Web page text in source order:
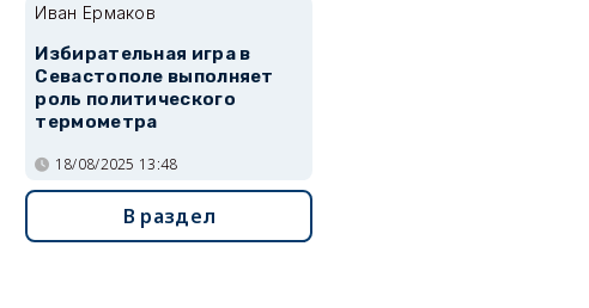
Иван Ермаков
Избирательная игра в
Севастополе выполняет
роль политического
термометра
18/08/2025 13:48
В раздел